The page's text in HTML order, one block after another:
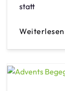
statt